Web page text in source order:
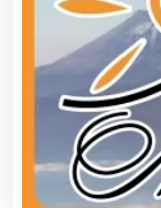
Alquiler
Alquiler